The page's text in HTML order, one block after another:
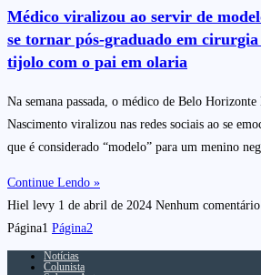
Médico viralizou ao servir de
se tornar pós-graduado em
tijolo com o pai em olaria
Na semana passada, o médico de Belo
Nascimento viralizou nas redes sociais ao se
que é considerado “modelo” para um menino
Continue Lendo »
Hiel levy 1 de abril de 2024 Nenhum comentário
Página1 Página2
Notícias
Colunista